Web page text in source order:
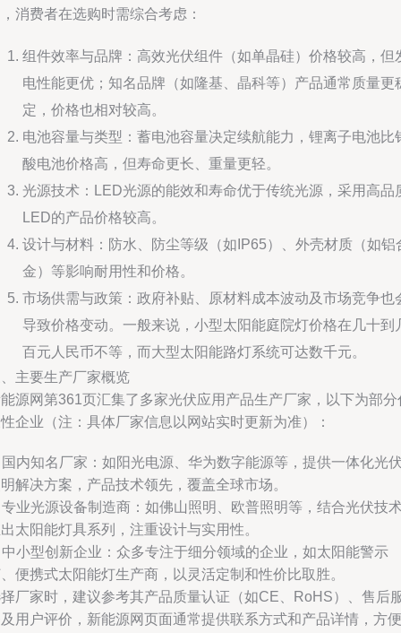
消费者在选购时需综合考虑：
组件效率与品牌：高效光伏组件（如单晶硅）价格较高，但
电性能更优；知名品牌（如隆基、晶科等）产品通常质量更
定，价格也相对较高。
电池容量与类型：蓄电池容量决定续航能力，锂离子电池比
酸电池价格高，但寿命更长、重量更轻。
光源技术：LED光源的能效和寿命优于传统光源，采用高品
LED的产品价格较高。
设计与材料：防水、防尘等级（如IP65）、外壳材质（如铝
金）等影响耐用性和价格。
市场供需与政策：政府补贴、原材料成本波动及市场竞争也
导致价格变动。一般来说，小型太阳能庭院灯价格在几十到
百元人民币不等，而大型太阳能路灯系统可达数千元。
主要生产厂家概览
源网第361页汇集了多家光伏应用产品生产厂家，以下为部分
企业（注：具体厂家信息以网站实时更新为准）：
内知名厂家：如阳光电源、华为数字能源等，提供一体化光
解决方案，产品技术领先，覆盖全球市场。
业光源设备制造商：如佛山照明、欧普照明等，结合光伏技
太阳能灯具系列，注重设计与实用性。
小型创新企业：众多专注于细分领域的企业，如太阳能警示
便携式太阳能灯生产商，以灵活定制和性价比取胜。
厂家时，建议参考其产品质量认证（如CE、RoHS）、售后
用户评价，新能源网页面通常提供联系方式和产品详情，方便